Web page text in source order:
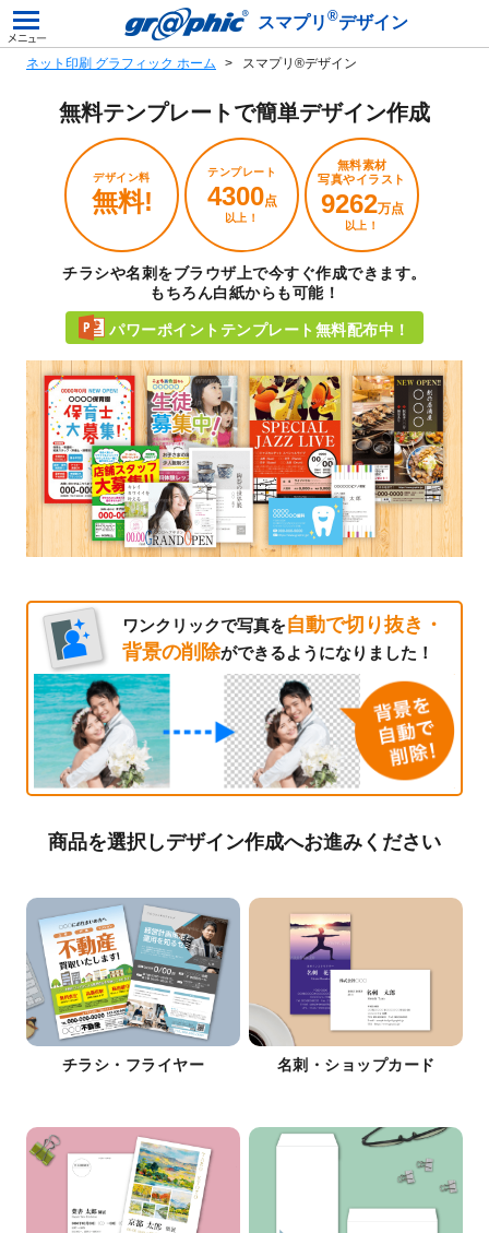
スマプリ ®デザイン
ネット印刷 グラフィック ホーム スマプリ®デザイン
無料テンプレートで簡単デザイン作成
デザイン料
無料!
テンプレート
4300点
以上！
無料素材
写真やイラスト
9262万点
以上！
チラシや名刺をブラウザ上で今すぐ作成できます。
もちろん白紙からも可能！
パワーポイントテンプレート無料配布中！
ワンクリックで写真を自動で切り抜き・
背景の削除ができるようになりました！
商品を選択しデザイン作成へお進みください
チラシ・フライヤー 名刺・ショップカード